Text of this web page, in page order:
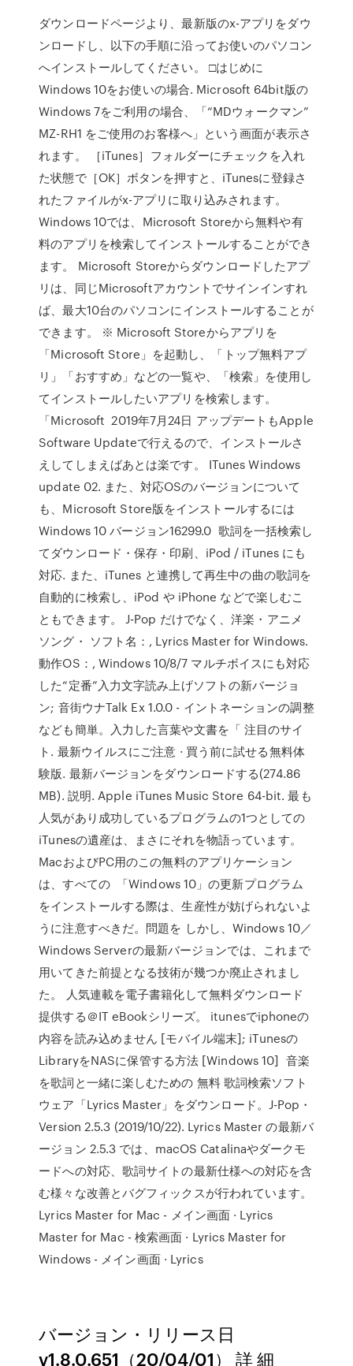
ダウンロードページより、最新版のx-アプリをダウ
ンロードし、以下の手順に沿ってお使いのパソコン
へインストールしてください。 □はじめに
Windows 10をお使いの場合. Microsoft 64bit版の
Windows 7をご利用の場合、「“MDウォークマン”
MZ-RH1 をご使用のお客様へ」という画面が表示さ
れます。 ［iTunes］フォルダーにチェックを入れ
た状態で［OK］ボタンを押すと、iTunesに登録さ
れたファイルがx-アプリに取り込みされます。
Windows 10では、Microsoft Storeから無料や有
料のアプリを検索してインストールすることができ
ます。 Microsoft Storeからダウンロードしたアプ
リは、同じMicrosoftアカウントでサインインすれ
ば、最大10台のパソコンにインストールすることが
できます。 ※ Microsoft Storeからアプリを
「Microsoft Store」を起動し、「トップ無料アプ
リ」「おすすめ」などの一覧や、「検索」を使用し
てインストールしたいアプリを検索します。
「Microsoft 2019年7月24日 アップデートもApple
Software Updateで行えるので、インストールさ
えしてしまえばあとは楽です。 ITunes Windows
update 02. また、対応OSのバージョンについて
も、Microsoft Store版をインストールするには
Windows 10 バージョン16299.0 歌詞を一括検索し
てダウンロード・保存・印刷、iPod / iTunes にも
対応. また、iTunes と連携して再生中の曲の歌詞を
自動的に検索し、iPod や iPhone などで楽しむこ
ともできます。 J-Pop だけでなく、洋楽・アニメ
ソング・ ソフト名：, Lyrics Master for Windows.
動作OS：, Windows 10/8/7 マルチボイスにも対応
した“定番”入力文字読み上げソフトの新バージョ
ン; 音街ウナTalk Ex 1.0.0 - イントネーションの調整
なども簡単。入力した言葉や文書を「 注目のサイ
ト. 最新ウイルスにご注意 · 買う前に試せる無料体
験版. 最新バージョンをダウンロードする(274.86
MB). 説明. Apple iTunes Music Store 64-bit. 最も
人気があり成功しているプログラムの1つとしての
iTunesの遺産は、まさにそれを物語っています。
MacおよびPC用のこの無料のアプリケーション
は、すべての 「Windows 10」の更新プログラム
をインストールする際は、生産性が妨げられないよ
うに注意すべきだ。問題を しかし、Windows 10／
Windows Serverの最新バージョンでは、これまで
用いてきた前提となる技術が幾つか廃止されまし
た。 人気連載を電子書籍化して無料ダウンロード
提供する＠IT eBookシリーズ。 itunesでiphoneの
内容を読み込めません [モバイル端末]; iTunesの
LibraryをNASに保管する方法 [Windows 10] 音楽
を歌詞と一緒に楽しむための 無料 歌詞検索ソフト
ウェア「Lyrics Master」をダウンロード。J-Pop・
Version 2.5.3 (2019/10/22). Lyrics Master の最新バ
ージョン 2.5.3 では、macOS Catalinaやダークモ
ードへの対応、歌詞サイトの最新仕様への対応を含
む様々な改善とバグフィックスが行われています。
Lyrics Master for Mac - メイン画面 · Lyrics
Master for Mac - 検索画面 · Lyrics Master for
Windows - メイン画面 · Lyrics
バージョン・リリース日
v1.8.0.651（20/04/01） 詳 細